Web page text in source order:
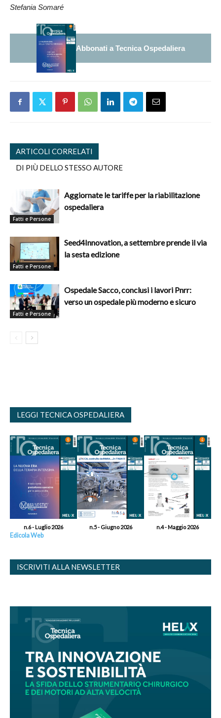
Stefania Somaré
Abbonati a Tecnica Ospedaliera
ARTICOLI CORRELATI
DI PIÙ DELLO STESSO AUTORE
Fatti e Persone
Aggiornate le tariffe per la riabilitazione
ospedaliera
Fatti e Persone
Seed4Innovation, a settembre prende il via
la sesta edizione
Fatti e Persone
Ospedale Sacco, conclusi i lavori Pnrr:
verso un ospedale più moderno e sicuro
LEGGI TECNICA OSPEDALIERA
n.6 - Luglio 2026 n.5 - Giugno 2026 n.4 - Maggio 2026
Edicola Web
ISCRIVITI ALLA NEWSLETTER